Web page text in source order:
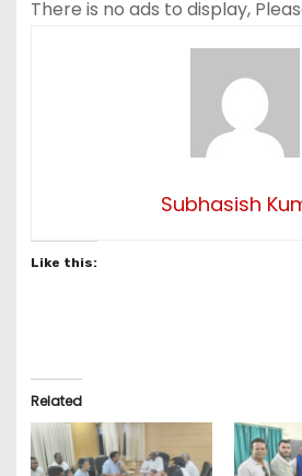
There is no ads to display,
Subhasish
Like this:
Related